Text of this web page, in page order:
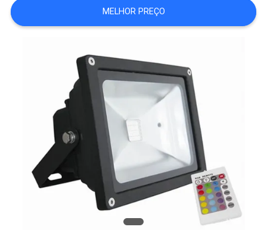
DO
SITE
MELHOR PREÇO